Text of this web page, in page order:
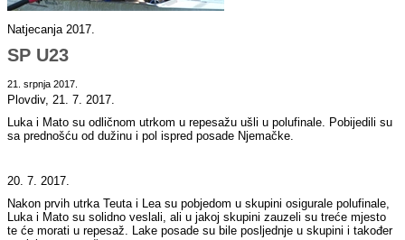
Natjecanja 2017.
SP U23
21. srpnja 2017.
Plovdiv, 21. 7. 2017.
Luka i Mato su odličnom utrkom u repesažu ušli u polufinale. Pobijedili su
sa prednošću od dužinu i pol ispred posade Njemačke.
20. 7. 2017.
Nakon prvih utrka Teuta i Lea su pobjedom u skupini osigurale polufinale,
Luka i Mato su solidno veslali, ali u jakoj skupini zauzeli su treće mjesto
te će morati u repesaž. Lake posade su bile posljednje u skupini i također